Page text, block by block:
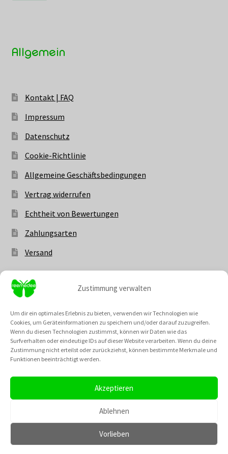
Zustimmung verwalten
Um dir ein optimales Erlebnis zu bieten, verwenden wir Technologien wie
Cookies, um Geräteinformationen zu speichern und/oder darauf zuzugreifen.
Wenn du diesen Technologien zustimmst, können wir Daten wie das
Surfverhalten oder eindeutige IDs auf dieser Website verarbeiten. Wenn du deine
Zustimmung nicht erteilst oder zurückziehst, können bestimmte Merkmale und
Funktionen beeinträchtigt werden.
Akzeptieren
Ablehnen
Vorlieben
bestellen! Und die besten Rabattaktionen des Monats
haben einen extra Menüpunt bekommen, wo du dir einen
Gutscheincode für den August sichern kannst!
Verwerfen
Allgemein
Kontakt | FAQ
Impressum
Datenschutz
Cookie-Richtlinie
Allgemeine Geschäftsbedingungen
Vertrag widerrufen
Echtheit von Bewertungen
Zahlungsarten
Versand
Unsere Community @
TikTok
Instagram
Pinterest
YouTube
0